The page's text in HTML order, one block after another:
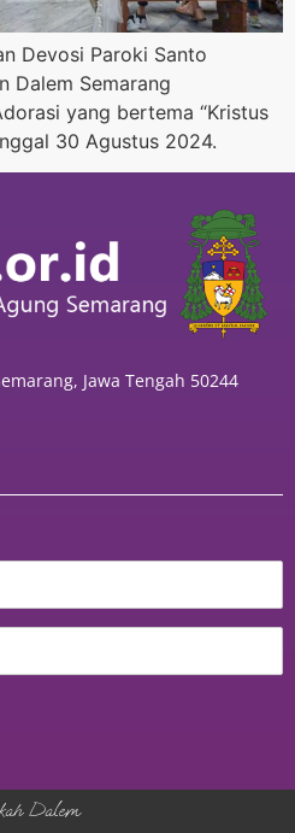
Devosi Paroki Santo
Dalem Semarang
yang bertema “Kristus
30 Agustus 2024.
Jawa Tengah 50244
Dalem